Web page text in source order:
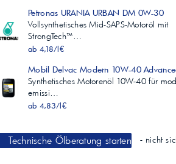
Petronas URANIA URBAN DM 0W-30
Vollsynthetisches Mid-SAPS-Motoröl mit
StrongTech™…
ab 4,18/l€
Mobil Delvac Modern 10W-40
Synthetisches Motorenöl 10W-40 für
emissi…
ab 4,83/l€
Technische Ölberatung starten - nicht